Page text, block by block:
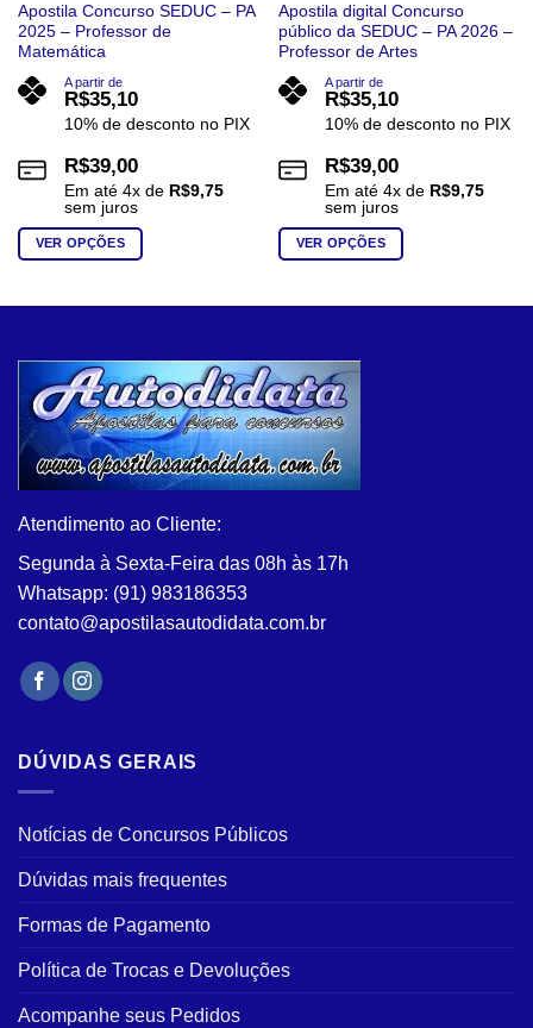
Apostila Concurso SEDUC – PA
2025 – Professor de
Matemática
A partir de
R$35,10
10% de desconto no PIX
R$39,00
Em até 4x de R$9,75
sem juros
VER OPÇÕES
variantes.
As
opções
podem
ser
escolhidas
na
do
produto
Apostila digital Concurso
público da SEDUC – PA 2026 –
Professor de Artes
A partir de
R$35,10
10% de desconto no PIX
R$39,00
Em até 4x de R$9,75
sem juros
VER OPÇÕES
variantes.
As
opções
podem
ser
escolhidas
do
Atendimento ao Cliente:
Segunda à Sexta-Feira das 08h às 17h
Whatsapp: (91) 983186353
contato@apostilasautodidata.com.br
DÚVIDAS GERAIS
Notícias de Concursos Públicos
Dúvidas mais frequentes
Formas de Pagamento
Política de Trocas e Devoluções
Acompanhe seus Pedidos